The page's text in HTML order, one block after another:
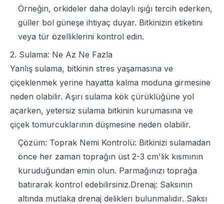
Örneğin, orkideler daha dolaylı ışığı tercih ederken,
güller bol güneşe ihtiyaç duyar. Bitkinizin etiketini
veya tür özelliklerini kontrol edin.
2. Sulama: Ne Az Ne Fazla
Yanlış sulama, bitkinin stres yaşamasına ve
çiçeklenmek yerine hayatta kalma moduna girmesine
neden olabilir. Aşırı sulama kök çürüklüğüne yol
açarken, yetersiz sulama bitkinin kurumasına ve
çiçek tomurcuklarının düşmesine neden olabilir.
Çözüm: Toprak Nemi Kontrolü: Bitkinizi sulamadan
önce her zaman toprağın üst 2-3 cm'lik kısmının
kuruduğundan emin olun. Parmağınızı toprağa
batırarak kontrol edebilirsiniz.Drenaj: Saksının
altında mutlaka drenaj delikleri bulunmalıdır. Saksı